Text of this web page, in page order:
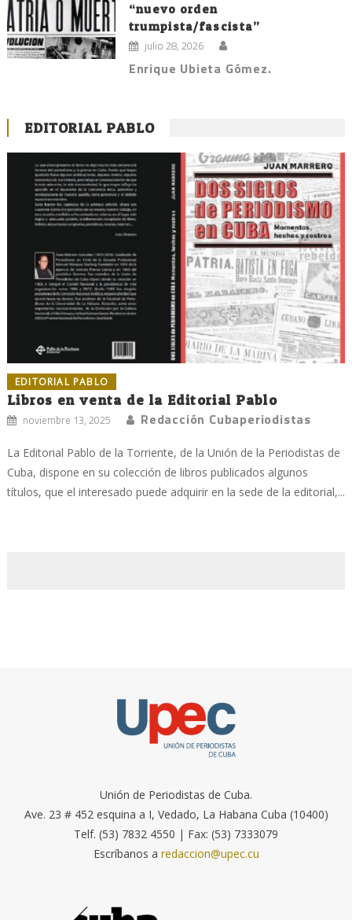
“nuevo orden
trumpista/fascista”
julio 28, 2026
Enrique Ubieta Gómez.
EDITORIAL PABLO
EDITORIAL PABLO
Libros en venta de la Editorial Pablo
noviembre 13, 2025 Redacción Cubaperiodistas
La Editorial Pablo de la Torriente, de la Unión de la Periodistas de
Cuba, dispone en su colección de libros publicados algunos
títulos, que el interesado puede adquirir en la sede de la editorial,...
Unión de Periodistas de Cuba.
Ave. 23 # 452 esquina a I, Vedado, La Habana Cuba (10400)
Telf. (53) 7832 4550 | Fax: (53) 7333079
Escríbanos a redaccion@upec.cu